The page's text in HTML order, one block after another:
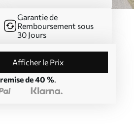
Garantie de
Remboursement sous
30 Jours
Afficher le Prix
remise de 40 %.